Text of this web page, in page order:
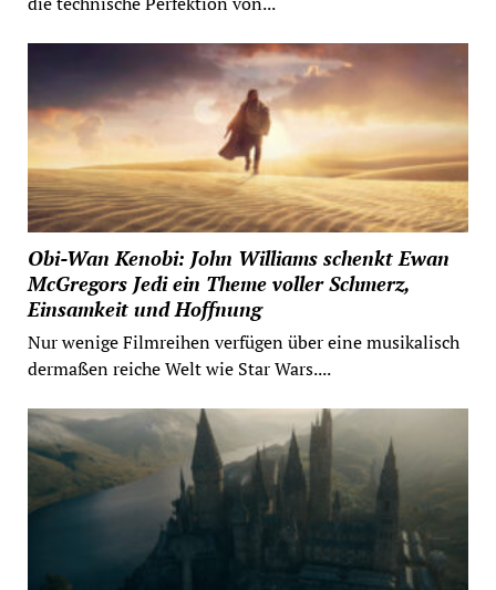
Obi-Wan Kenobi: John Williams schenkt Ewan
McGregors Jedi ein Theme voller Schmerz,
Einsamkeit und Hoffnung
Nur wenige Filmreihen verfügen über eine musikalisch
dermaßen reiche Welt wie Star Wars....